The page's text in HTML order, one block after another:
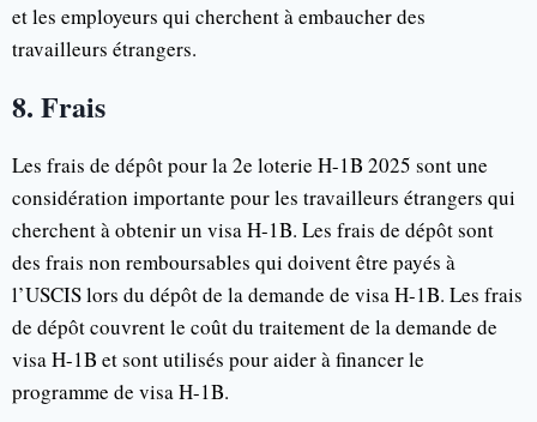
et les employeurs qui cherchent à embaucher des
travailleurs étrangers.
8. Frais
Les frais de dépôt pour la 2e loterie H-1B 2025 sont une
considération importante pour les travailleurs étrangers qui
cherchent à obtenir un visa H-1B. Les frais de dépôt sont
des frais non remboursables qui doivent être payés à
l’USCIS lors du dépôt de la demande de visa H-1B. Les frais
de dépôt couvrent le coût du traitement de la demande de
visa H-1B et sont utilisés pour aider à financer le
programme de visa H-1B.